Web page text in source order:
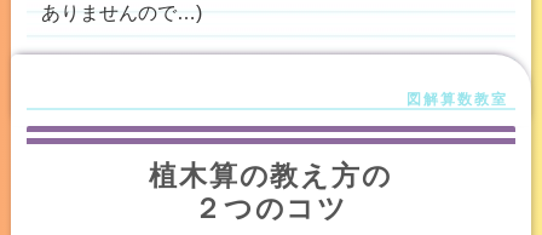
ありませんので…)
植木算の教え方の
２つのコツ